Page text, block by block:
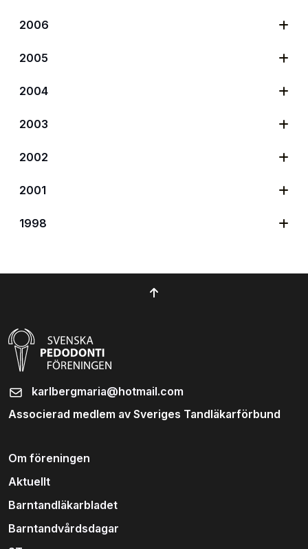
2006
2005
2004
2003
2002
2001
1998
karlbergmaria@hotmail.com
Associerad medlem av Sveriges Tandläkarförbund
Om föreningen
Aktuellt
Barntandläkarbladet
Barntandvårdsdagar